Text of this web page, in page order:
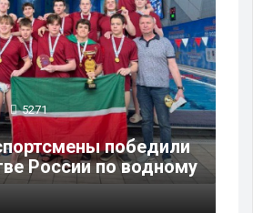
5271
победили
России по водному